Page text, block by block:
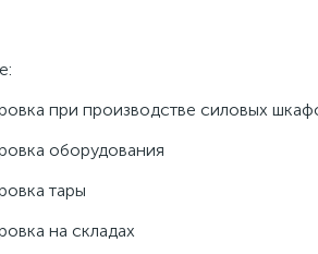
при производстве силовых
оборудования
тары
на складах